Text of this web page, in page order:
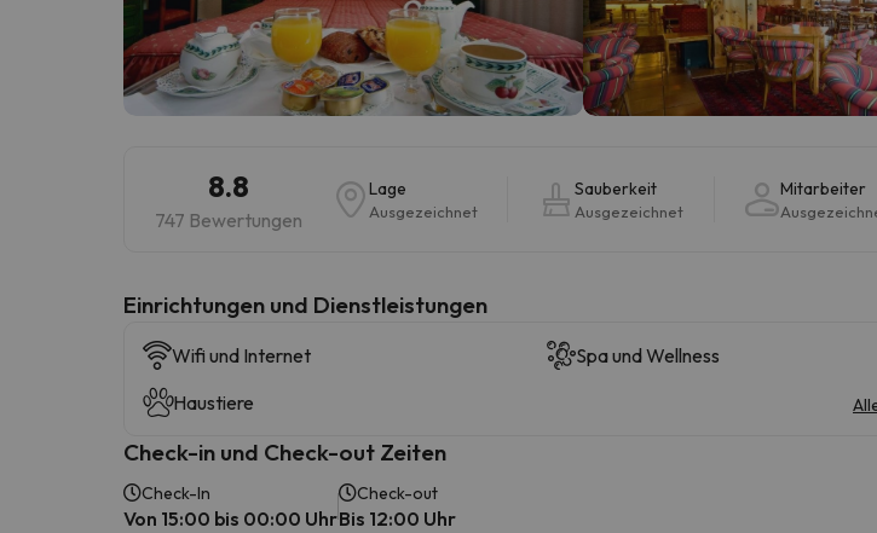
8.8
747 Bewertungen
Lage
Ausgezeichnet
Sauberkeit
Ausgezeichnet
Mitarbeiter
​Einrichtungen und Dienstleistungen
Wifi und Internet
Spa und Wellness
Haustiere
Check-in und Check-out Zeiten
Check-In
Von 15:00 bis 00:00 Uhr
Check-out
Bis 12:00 Uhr